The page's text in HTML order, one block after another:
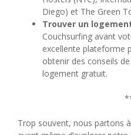
Diego) et The Green
Trouver un
Couchsurfing avant
excellente plateforme
obtenir des conseils
logement gratuit.
Trop souvent, nous partons